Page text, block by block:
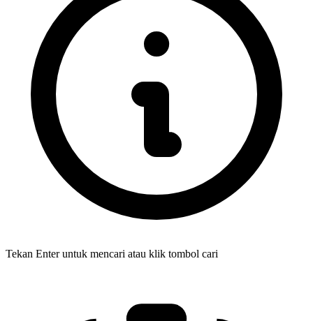
Tekan Enter untuk mencari atau klik tombol cari